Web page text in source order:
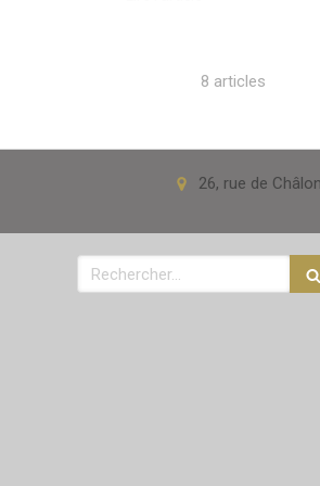
8 articles
26, rue de
Rechercher